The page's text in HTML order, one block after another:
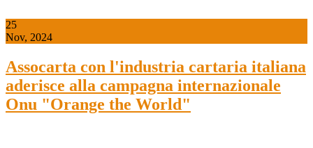
25
Nov, 2024
Assocarta con l'industria cartaria italiana
aderisce alla campagna internazionale
Onu "Orange the World"